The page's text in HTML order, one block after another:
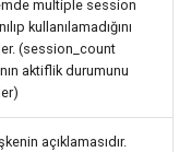
multiple session
kullanılamadığını
(session_count
aktiflik durumunu
açıklamasıdır.